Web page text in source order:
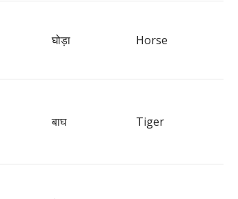
घोड़ा Horse
बाघ Tiger